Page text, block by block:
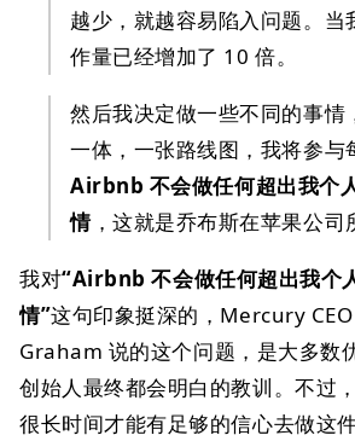
越少，就越容易陷入问题。当
作量已经增加了 10 倍。
然后我决定做一些不同的事情
一体，一张路线图，我将参与
Airbnb 不会做任何超出我个
情，这就是乔布斯在苹果公司
我对“Airbnb 不会做任何超出我个
情”这句印象挺深的，Mercury
Graham 说的这个问题，是大多数
创始人最终都会明白的教训。不过
很长时间才能有足够的信心去做这件